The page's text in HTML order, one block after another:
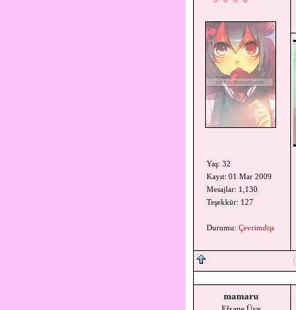
Yaş: 32
Kayıt: 01 Mar 2009
Mesajlar: 1,130
Teşekkür: 127
Durumu: Çevrimdışı
mamaru